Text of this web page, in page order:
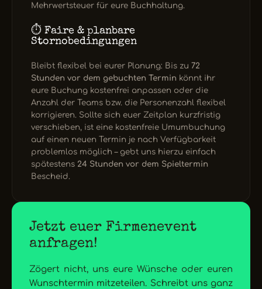
Mehrwertsteuer für eure Buchhaltung.
⏱️ Faire & planbare
Stornobedingungen
Bleibt flexibel bei eurer Planung: Bis zu 72
Stunden vor dem gebuchten Termin könnt ihr
eure Buchung kostenfrei anpassen oder die
Anzahl der Teams bzw. die Personenzahl flexibel
korrigieren. Sollte sich euer Zeitplan kurzfristig
verschieben, ist eine kostenfreie Umumbuchung
auf einen neuen Termin je nach Verfügbarkeit
problemlos möglich – gebt uns hierzu einfach
spätestens 24 Stunden vor dem Spieltermin
Bescheid.
Jetzt euer Firmenevent
anfragen!
Zögert nicht, uns eure Wünsche oder euren
Wunschtermin mitzeteilen. Schreibt uns ganz